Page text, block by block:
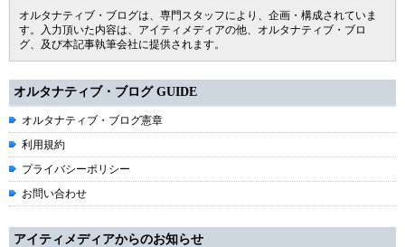
オルタナティブ・ブログは、専門スタッフにより、企画・構成されていま
す。入力頂いた内容は、アイティメディアの他、オルタナティブ・ブロ
グ、及び本記事執筆会社に提供されます。
オルタナティブ・ブログ GUIDE
オルタナティブ・ブログ憲章
利用規約
プライバシーポリシー
お問い合わせ
アイティメディアからのお知らせ